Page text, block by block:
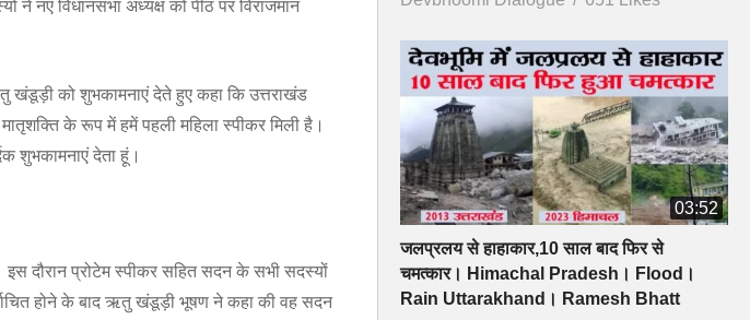
ने नए विधानसभा अध्यक्ष को पीठ पर विराजमान
खंडूड़ी को शुभकामनाएं देते हुए कहा कि उत्तराखंड
के रूप में हमें पहली महिला स्पीकर मिली है।
शुभकामनाएं देता हूं।
दौरान प्रोटेम स्पीकर सहित सदन के सभी सदस्यों
होने के बाद ऋतु खंडूड़ी भूषण ने कहा की वह सदन
03:52
जलप्रलय से हाहाकार,10 साल बाद फिर से
चमत्कार। Himachal Pradesh। Flood।
Rain Uttarakhand। Ramesh Bhatt